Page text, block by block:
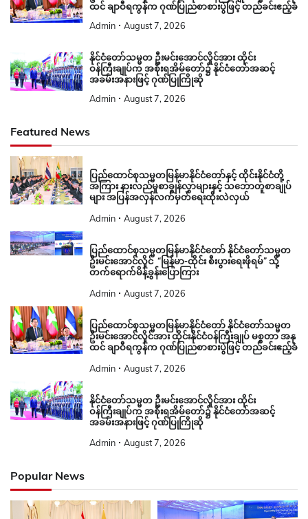
ထင် ချာဝီရကွန်က ဂုဏ်ပြုညစာစားပွဲဖြင့် တည်ခင်းဧည့်ခံ
Admin August 7, 2026
နိုင်ငံတော်သမ္မတ ဦးမင်းအောင်လှိုင်အား ထိုင်း
ဝန်ကြီးချုပ်က အစိုးရအိမ်တော်၌ နိုင်ငံတော်အဆင့်
အခမ်းအနားဖြင့် ဂုဏ်ပြုကြိုဆို
Admin August 7, 2026
Featured News
ပြည်ထောင်စုသမ္မတမြန်မာနိုင်ငံတော်နှင့် ထိုင်းနိုင်ငံတို့
အကြား နားလည်မှုစာချွန်လွှာများနှင့် သဘောတူစာချုပ်
များ အပြန်အလှန်လက်မှတ်ရေးထိုးလဲလှယ်
Admin August 7, 2026
ပြည်ထောင်စုသမ္မတမြန်မာနိုင်ငံတော် နိုင်ငံတော်သမ္မတ
ဦးမင်းအောင်လှိုင် “မြန်မာ-ထိုင်း စီးပွားရေးဖိုရမ်” သို့
တက်ရောက်မိန့်ခွန်းပြောကြား
Admin August 7, 2026
ပြည်ထောင်စုသမ္မတမြန်မာနိုင်ငံတော် နိုင်ငံတော်သမ္မတ
ဦးမင်းအောင်လှိုင်အား ထိုင်းနိုင်ငံဝန်ကြီးချုပ် မစ္စတာ အနု
ထင် ချာဝီရကွန်က ဂုဏ်ပြုညစာစားပွဲဖြင့် တည်ခင်းဧည့်ခံ
Admin August 7, 2026
နိုင်ငံတော်သမ္မတ ဦးမင်းအောင်လှိုင်အား ထိုင်း
ဝန်ကြီးချုပ်က အစိုးရအိမ်တော်၌ နိုင်ငံတော်အဆင့်
အခမ်းအနားဖြင့် ဂုဏ်ပြုကြိုဆို
Admin August 7, 2026
Popular News